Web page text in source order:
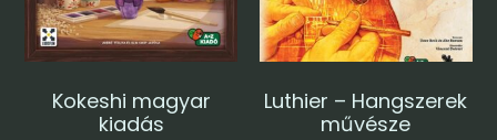
Kokeshi magyar
kiadás
Luthier – Hangszerek
művésze